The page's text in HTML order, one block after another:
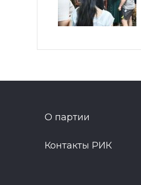
О партии
Контакты РИК